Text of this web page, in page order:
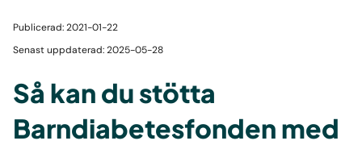
Publicerad: 2021-01-22
Senast uppdaterad: 2025-05-28
Så kan du stötta
Barndiabetesfonden med